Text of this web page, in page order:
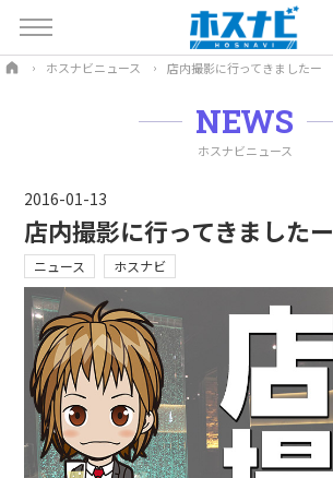
ホスナビニュース 店内撮影に行ってきましたー
NEWS
ホスナビニュース
2016-01-13
店内撮影に行ってきましたー
ニュース ホスナビ